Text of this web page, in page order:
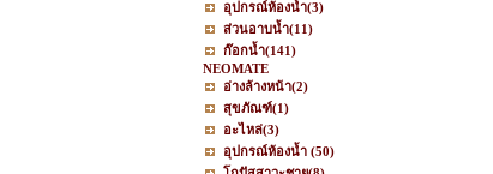
อุปกรณ์ห้องน้ำ(3)
ส่วนอาบน้ำ(11)
ก๊อกน้ำ(141)
NEOMATE
อ่างล้างหน้า(2)
สุขภัณฑ์(1)
อะไหล่(3)
อุปกรณ์ห้องน้ำ (50)